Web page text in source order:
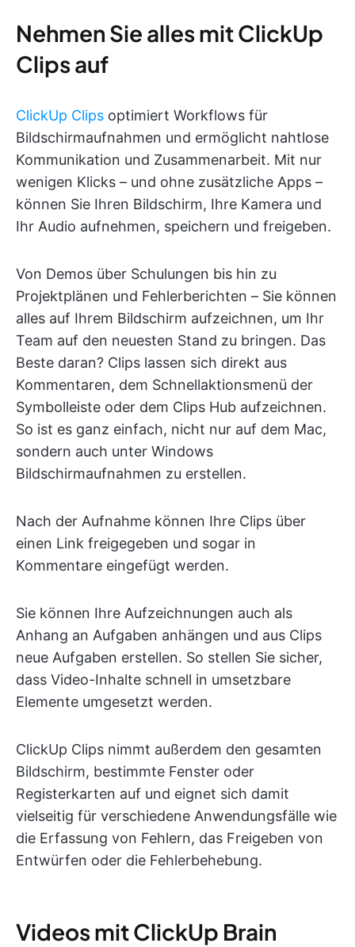
Nehmen Sie alles mit ClickUp
Clips auf
ClickUp Clips optimiert Workflows für
Bildschirmaufnahmen und ermöglicht nahtlose
Kommunikation und Zusammenarbeit. Mit nur
wenigen Klicks – und ohne zusätzliche Apps –
können Sie Ihren Bildschirm, Ihre Kamera und
Ihr Audio aufnehmen, speichern und freigeben.
Von Demos über Schulungen bis hin zu
Projektplänen und Fehlerberichten – Sie können
alles auf Ihrem Bildschirm aufzeichnen, um Ihr
Team auf den neuesten Stand zu bringen. Das
Beste daran? Clips lassen sich direkt aus
Kommentaren, dem Schnellaktionsmenü der
Symbolleiste oder dem Clips Hub aufzeichnen.
So ist es ganz einfach, nicht nur auf dem Mac,
sondern auch unter Windows
Bildschirmaufnahmen zu erstellen.
Nach der Aufnahme können Ihre Clips über
einen Link freigegeben und sogar in
Kommentare eingefügt werden.
Sie können Ihre Aufzeichnungen auch als
Anhang an Aufgaben anhängen und aus Clips
neue Aufgaben erstellen. So stellen Sie sicher,
dass Video-Inhalte schnell in umsetzbare
Elemente umgesetzt werden.
ClickUp Clips nimmt außerdem den gesamten
Bildschirm, bestimmte Fenster oder
Registerkarten auf und eignet sich damit
vielseitig für verschiedene Anwendungsfälle wie
die Erfassung von Fehlern, das Freigeben von
Entwürfen oder die Fehlerbehebung.
Videos mit ClickUp Brain